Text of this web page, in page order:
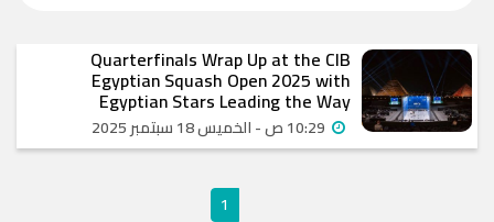
Quarterfinals Wrap Up at the CIB
Egyptian Squash Open 2025 with
Egyptian Stars Leading the Way
1